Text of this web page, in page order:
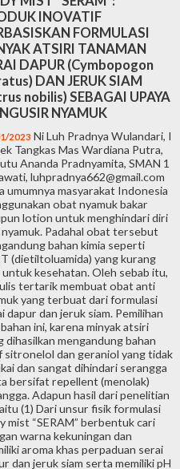
INOVATIF
FORMULASI
ATSIRI TANAMAN
DAPUR (Cymbopogon
DAN JERUK SIAM
nobilis) SEBAGAI UPAYA
NYAMUK
2023 Ni Luh Pradnya Wulandari, I
Tangkas Mas Wardiana Putra,
Ananda Pradnyamita, SMAN 1
luhpradnya662@gmail.com
umumnya masyarakat Indonesia
obat nyamuk bakar
lotion untuk menghindari diri
Padahal obat tersebut
bahan kimia seperti
(dietiltoluamida) yang kurang
untuk kesehatan. Oleh sebab itu,
tertarik membuat obat anti
yang terbuat dari formulasi
dapur dan jeruk siam. Pemilihan
ini, karena minyak atsiri
dihasilkan mengandung bahan
sitronelol dan geraniol yang tidak
dan sangat dihindari serangga
bersifat repellent (menolak)
Adapun hasil dari penelitian
(1) Dari unsur fisik formulasi
mist “SERAM” berbentuk cari
warna kekuningan dan
aroma khas perpaduan serai
dan jeruk siam serta memiliki pH